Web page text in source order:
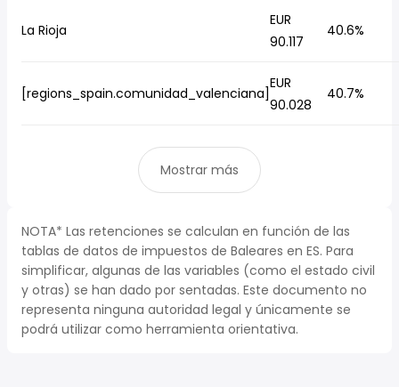
La Rioja
EUR
90.117
40.6%
[regions_spain.comunidad_valenciana]
EUR
90.028
40.7%
Mostrar más
NOTA* Las retenciones se calculan en función de las
tablas de datos de impuestos de Baleares en ES. Para
simplificar, algunas de las variables (como el estado civil
y otras) se han dado por sentadas. Este documento no
representa ninguna autoridad legal y únicamente se
podrá utilizar como herramienta orientativa.